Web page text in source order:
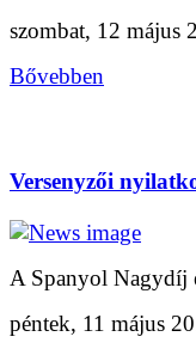
szombat, 12 május
Bővebben
Versenyzői
A Spanyol Nagydíj
péntek, 11 május